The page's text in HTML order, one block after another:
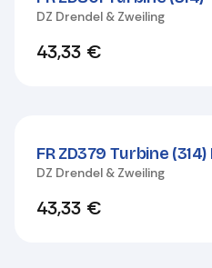
DZ Drendel & Zweiling
43,33 €
FR ZD379 Turbine
DZ Drendel & Zweiling
43,33 €